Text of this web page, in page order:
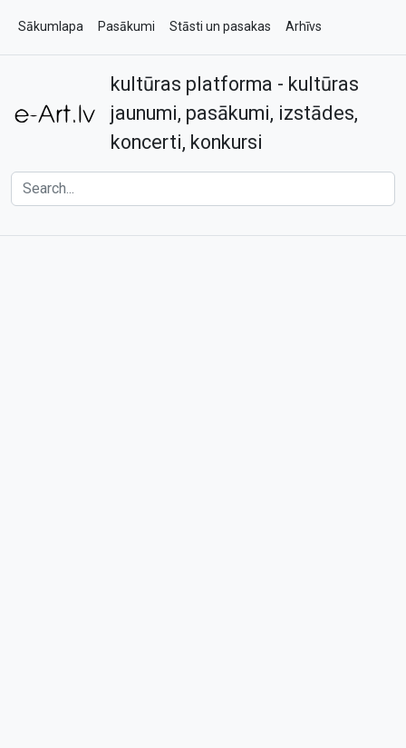
Sākumlapa Pasākumi Stāsti un pasakas Arhīvs
Kontakti
kultūras platforma - kultūras
jaunumi, pasākumi, izstādes,
koncerti, konkursi